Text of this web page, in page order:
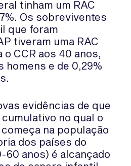
tinham um RAC
Os sobreviventes
que foram
tiveram uma RAC
CCR aos 40 anos,
homens e de 0,29%
evidências de que
no qual o
na população
dos países do
60 anos) é alcançado